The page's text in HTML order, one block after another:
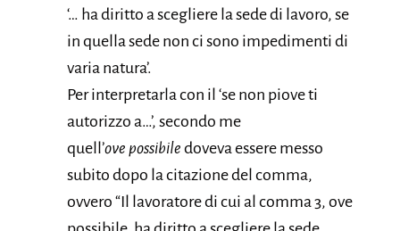
‘… ha diritto a scegliere la sede di lavoro, se
in quella sede non ci sono impedimenti di
varia natura’.
Per interpretarla con il ‘se non piove ti
autorizzo a…’, secondo me
quell’ove possibile doveva essere messo
subito dopo la citazione del comma,
ovvero “Il lavoratore di cui al comma 3, ove